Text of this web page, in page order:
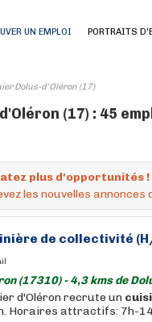
UN EMPLOI PORTRAITS
Dolus-d'Oléron (17)
(17) : 45
plus d'opportunités !
les nouvelles
de collectivité
(17310) - 4,3 kms de
d'Oléron recrute un
Horaires attractifs: 7h-